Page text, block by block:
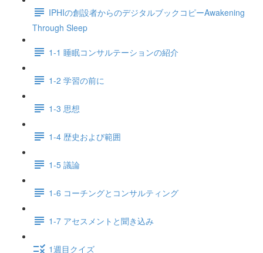
IPHIの創設者からのデジタルブックコピーAwakening
Through Sleep
1-1 睡眠コンサルテーションの紹介
1-2 学習の前に
1-3 思想
1-4 歴史および範囲
1-5 議論
1-6 コーチングとコンサルティング
1-7 アセスメントと聞き込み
1週目クイズ